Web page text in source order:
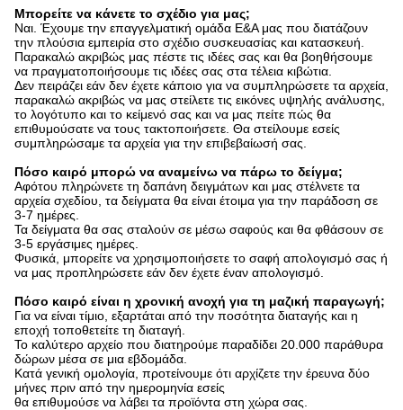
Μπορείτε να κάνετε το σχέδιο για μας;
Ναι. Έχουμε την επαγγελματική ομάδα Ε&Α μας που διατάζουν
την πλούσια εμπειρία στο σχέδιο συσκευασίας και κατασκευή.
Παρακαλώ ακριβώς μας πέστε τις ιδέες σας και θα βοηθήσουμε
να πραγματοποιήσουμε τις ιδέες σας στα τέλεια κιβώτια.
Δεν πειράζει εάν δεν έχετε κάποιο για να συμπληρώσετε τα αρχεία,
παρακαλώ ακριβώς να μας στείλετε τις εικόνες υψηλής ανάλυσης,
το λογότυπο και το κείμενό σας και να μας πείτε πώς θα
επιθυμούσατε να τους τακτοποιήσετε. Θα στείλουμε εσείς
συμπληρώσαμε τα αρχεία για την επιβεβαίωσή σας.
Πόσο καιρό μπορώ να αναμείνω να πάρω το δείγμα;
Αφότου πληρώνετε τη δαπάνη δειγμάτων και μας στέλνετε τα
αρχεία σχεδίου, τα δείγματα θα είναι έτοιμα για την παράδοση σε
3-7 ημέρες.
Τα δείγματα θα σας σταλούν σε μέσω σαφούς και θα φθάσουν σε
3-5 εργάσιμες ημέρες.
Φυσικά, μπορείτε να χρησιμοποιήσετε το σαφή απολογισμό σας ή
να μας προπληρώσετε εάν δεν έχετε έναν απολογισμό.
Πόσο καιρό είναι η χρονική ανοχή για τη μαζική παραγωγή;
Για να είναι τίμιο, εξαρτάται από την ποσότητα διαταγής και η
εποχή τοποθετείτε τη διαταγή.
Το καλύτερο αρχείο που διατηρούμε παραδίδει 20.000 παράθυρα
δώρων μέσα σε μια εβδομάδα.
Κατά γενική ομολογία, προτείνουμε ότι αρχίζετε την έρευνα δύο
μήνες πριν από την ημερομηνία εσείς
θα επιθυμούσε να λάβει τα προϊόντα στη χώρα σας.